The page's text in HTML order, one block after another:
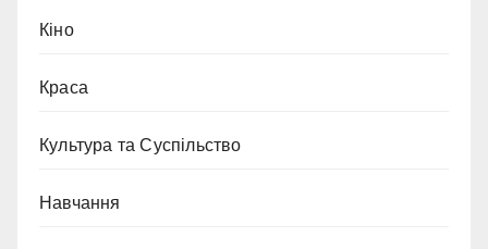
Кіно
Краса
Культура та Суспільство
Навчання